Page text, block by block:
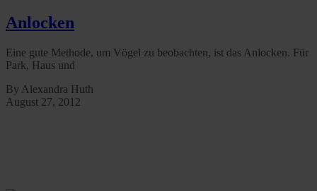
Anlocken
Eine gute Methode, um Vögel zu beobachten, ist das Anlocken. Für
Park, Haus und
By Alexandra Huth
August 27, 2012